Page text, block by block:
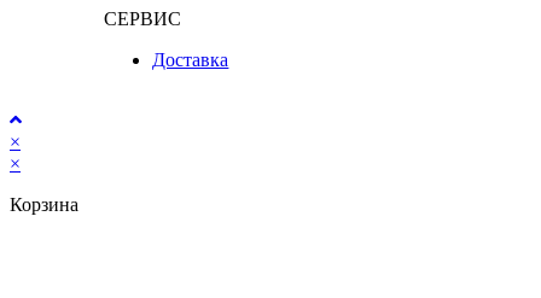
СЕРВИС
Доставка
×
×
Корзина